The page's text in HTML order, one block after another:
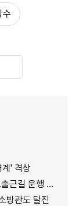
수
계' 격상
운행 지연
방관도 탈진